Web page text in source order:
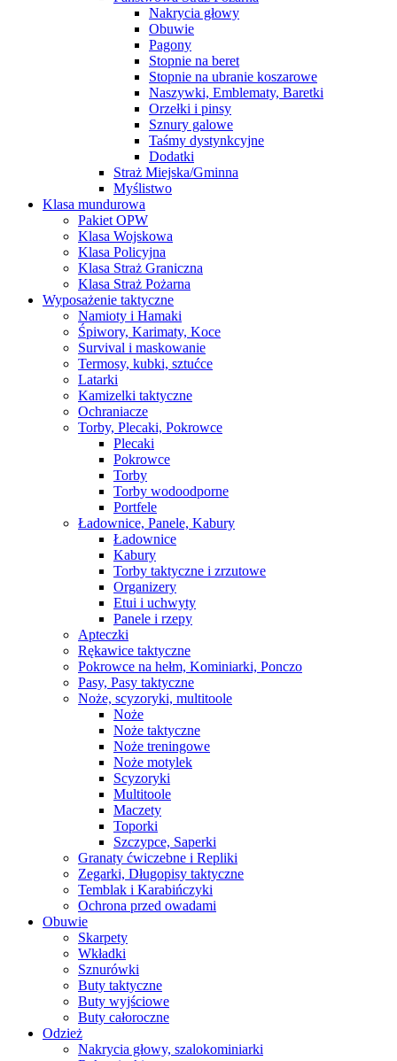
Nakrycia głowy
Obuwie
Pagony
Stopnie na beret
Stopnie na ubranie koszarowe
Naszywki, Emblematy, Baretki
Orzełki i pinsy
Sznury galowe
Taśmy dystynkcyjne
Dodatki
Straż Miejska/Gminna
Myślistwo
Klasa mundurowa
Pakiet OPW
Klasa Wojskowa
Klasa Policyjna
Klasa Straż Graniczna
Klasa Straż Pożarna
Wyposażenie taktyczne
Namioty i Hamaki
Śpiwory, Karimaty, Koce
Survival i maskowanie
Termosy, kubki, sztućce
Latarki
Kamizelki taktyczne
Ochraniacze
Torby, Plecaki, Pokrowce
Plecaki
Pokrowce
Torby
Torby wodoodporne
Portfele
Ładownice, Panele, Kabury
Ładownice
Kabury
Torby taktyczne i zrzutowe
Organizery
Etui i uchwyty
Panele i rzepy
Apteczki
Rękawice taktyczne
Pokrowce na hełm, Kominiarki, Ponczo
Pasy, Pasy taktyczne
Noże, scyzoryki, multitoole
Noże
Noże taktyczne
Noże treningowe
Noże motylek
Scyzoryki
Multitoole
Maczety
Toporki
Szczypce, Saperki
Granaty ćwiczebne i Repliki
Zegarki, Długopisy taktyczne
Temblak i Karabińczyki
Ochrona przed owadami
Obuwie
Skarpety
Wkładki
Sznurówki
Buty taktyczne
Buty wyjściowe
Buty całoroczne
Odzież
Nakrycia głowy, szalokominiarki